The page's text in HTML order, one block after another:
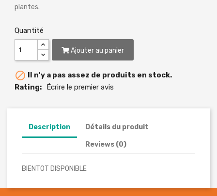
plantes.
Quantité
Ajouter au panier
 Il n'y a pas assez de produits en stock.
Rating:
Écrire le premier avis
Description Détails du produit
Reviews (0)
BIENTOT DISPONIBLE